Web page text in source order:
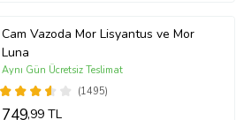
Cam Vazoda Mor Lisyantus ve Mor
Luna
(1495)
Aynı Gün Ücretsiz Teslimat
749,99 TL